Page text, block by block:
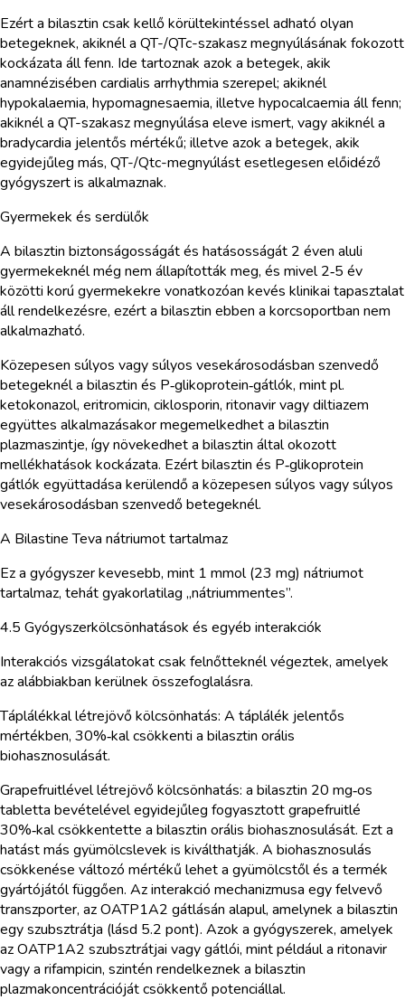
Ezért a bilasztin csak kellő körültekintéssel adható olyan
betegeknek, akiknél a QT-/QTc-szakasz megnyúlásának fokozott
kockázata áll fenn. Ide tartoznak azok a betegek, akik
anamnézisében cardialis arrhythmia szerepel; akiknél
hypokalaemia, hypomagnesaemia, illetve hypocalcaemia áll fenn;
akiknél a QT-szakasz megnyúlása eleve ismert, vagy akiknél a
bradycardia jelentős mértékű; illetve azok a betegek, akik
egyidejűleg más, QT-/Qtc-megnyúlást esetlegesen előidéző
gyógyszert is alkalmaznak.
Gyermekek és serdülők
A bilasztin biztonságosságát és hatásosságát 2 éven aluli
gyermekeknél még nem állapították meg, és mivel 2‑5 év
közötti korú gyermekekre vonatkozóan kevés klinikai tapasztalat
áll rendelkezésre, ezért a bilasztin ebben a korcsoportban nem
alkalmazható.
Közepesen súlyos vagy súlyos vesekárosodásban szenvedő
betegeknél a bilasztin és P‑glikoprotein‑gátlók, mint pl.
ketokonazol, eritromicin, ciklosporin, ritonavir vagy diltiazem
együttes alkalmazásakor megemelkedhet a bilasztin
plazmaszintje, így növekedhet a bilasztin által okozott
mellékhatások kockázata. Ezért bilasztin és P‑glikoprotein
gátlók együttadása kerülendő a közepesen súlyos vagy súlyos
vesekárosodásban szenvedő betegeknél.
A Bilastine Teva nátriumot tartalmaz
Ez a gyógyszer kevesebb, mint 1 mmol (23 mg) nátriumot
tartalmaz, tehát gyakorlatilag „nátriummentes”.
4.5 Gyógyszerkölcsönhatások és egyéb interakciók
Interakciós vizsgálatokat csak felnőtteknél végeztek, amelyek
az alábbiakban kerülnek összefoglalásra.
Táplálékkal létrejövő kölcsönhatás: A táplálék jelentős
mértékben, 30%‑kal csökkenti a bilasztin orális
biohasznosulását.
Grapefruitlével létrejövő kölcsönhatás: a bilasztin 20 mg‑os
tabletta bevételével egyidejűleg fogyasztott grapefruitlé
30%‑kal csökkentette a bilasztin orális biohasznosulását. Ezt a
hatást más gyümölcslevek is kiválthatják. A biohasznosulás
csökkenése változó mértékű lehet a gyümölcstől és a termék
gyártójától függően. Az interakció mechanizmusa egy felvevő
transzporter, az OATP1A2 gátlásán alapul, amelynek a bilasztin
egy szubsztrátja (lásd 5.2 pont). Azok a gyógyszerek, amelyek
az OATP1A2 szubsztrátjai vagy gátlói, mint például a ritonavir
vagy a rifampicin, szintén rendelkeznek a bilasztin
plazmakoncentrációját csökkentő potenciállal.